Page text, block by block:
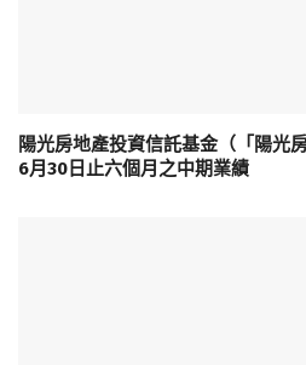
陽光房地產投資信託基金（「陽光
6月30日止六個月之中期業績